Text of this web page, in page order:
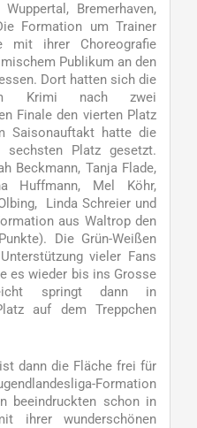
Bremerhaven,
Formation um Trainer
mit ihrer Choreografie
Publikum an den
Dort hatten sich die
Krimi nach zwei
Finale den vierten Platz
Saisonauftakt hatte die
Platz gesetzt.
Beckmann, Tanja Flade,
Huffmann, Mel Köhr,
Linda Schreier und
aus Waltrop den
Die Grün-Weißen
vieler Fans
es wieder bis ins Grosse
springt dann in
auf dem Treppchen
dann die Fläche frei für
Formation
beeindruckten schon in
ihrer wunderschönen